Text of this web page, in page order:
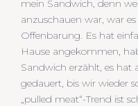
mein Sandwich, denn
anzuschauen war, war
Offenbarung. Es hat
Hause angekommen,
Sandwich erzählt, es hat
gedauert, bis wir wieder
„pulled meat“-Trend ist